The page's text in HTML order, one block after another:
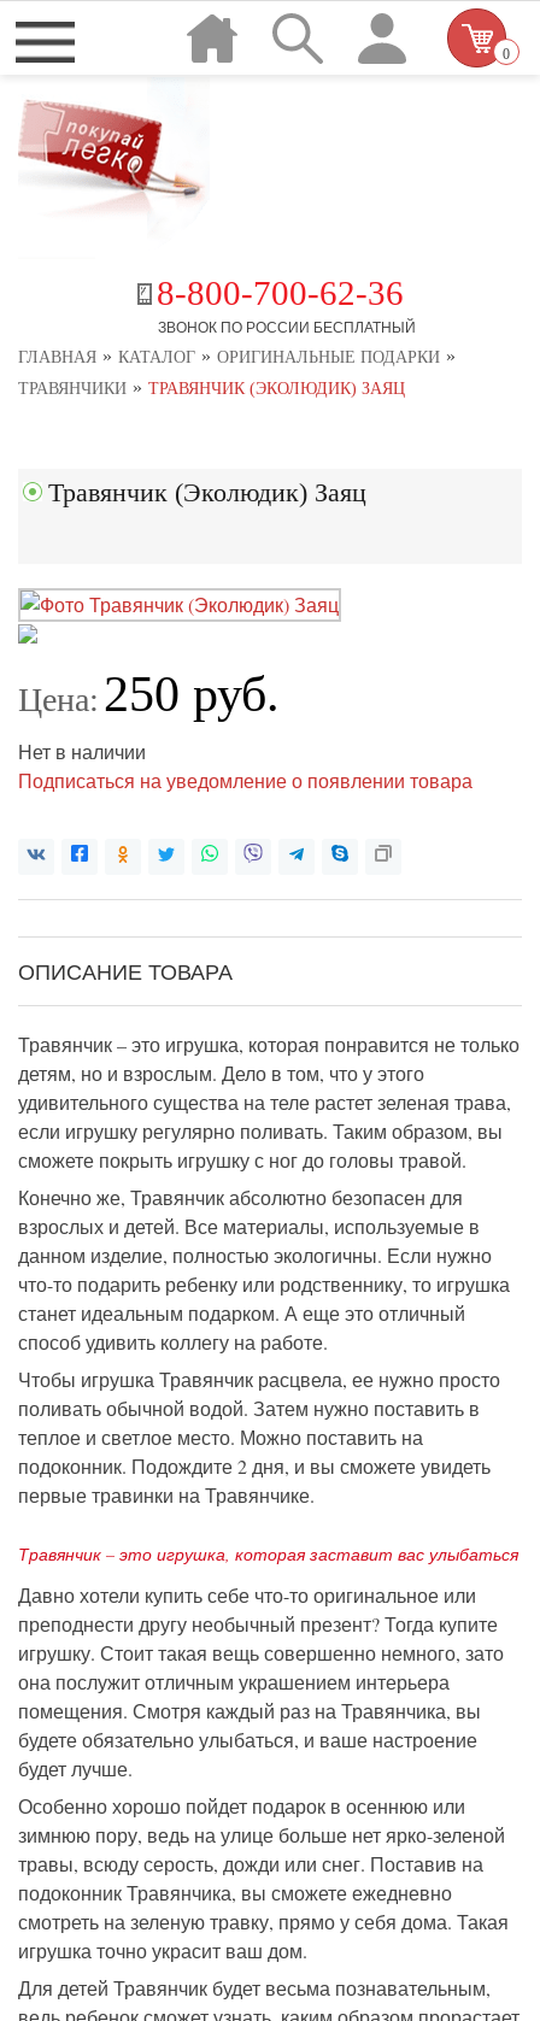
8-800-700-62-36
ЗВОНОК ПО РОССИИ БЕСПЛАТНЫЙ
0
ГЛАВНАЯ » КАТАЛОГ » ОРИГИНАЛЬНЫЕ ПОДАРКИ »
ТРАВЯНЧИКИ » ТРАВЯНЧИК (ЭКОЛЮДИК) ЗАЯЦ
Травянчик (Эколюдик) Заяц
Цена: 250 руб.
Нет в наличии
Подписаться на уведомление о появлении товара
ОПИСАНИЕ ТОВАРА
Травянчик – это игрушка, которая понравится не только
детям, но и взрослым. Дело в том, что у этого
удивительного существа на теле растет зеленая трава,
если игрушку регулярно поливать. Таким образом, вы
сможете покрыть игрушку с ног до головы травой.
Конечно же, Травянчик абсолютно безопасен для
взрослых и детей. Все материалы, используемые в
данном изделие, полностью экологичны. Если нужно
что-то подарить ребенку или родственнику, то игрушка
станет идеальным подарком. А еще это отличный
способ удивить коллегу на работе.
Чтобы игрушка Травянчик расцвела, ее нужно просто
поливать обычной водой. Затем нужно поставить в
теплое и светлое место. Можно поставить на
подоконник. Подождите 2 дня, и вы сможете увидеть
первые травинки на Травянчике.
Травянчик – это игрушка, которая заставит вас улыбаться
Давно хотели купить себе что-то оригинальное или
преподнести другу необычный презент? Тогда купите
игрушку. Стоит такая вещь совершенно немного, зато
она послужит отличным украшением интерьера
помещения. Смотря каждый раз на Травянчика, вы
будете обязательно улыбаться, и ваше настроение
будет лучше.
Особенно хорошо пойдет подарок в осеннюю или
зимнюю пору, ведь на улице больше нет ярко-зеленой
травы, всюду серость, дожди или снег. Поставив на
подоконник Травянчика, вы сможете ежедневно
смотреть на зеленую травку, прямо у себя дома. Такая
игрушка точно украсит ваш дом.
Для детей Травянчик будет весьма познавательным,